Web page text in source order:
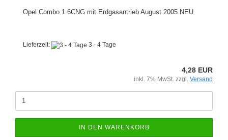
Opel Combo 1.6CNG mit Erdgasantrieb August 2005 NEU
Lieferzeit: 3 - 4 Tage
4,28 EUR
inkl. 7% MwSt. zzgl. Versand
IN DEN WARENKORB